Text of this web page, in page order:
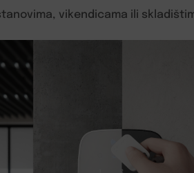
vikendicama ili